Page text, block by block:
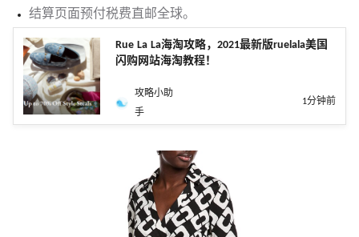
结算页面预付税费直邮全球。
Rue La La海淘攻略，2021最新版ruelala美国
闪购网站海淘教程！
攻略小助
手
1分钟前